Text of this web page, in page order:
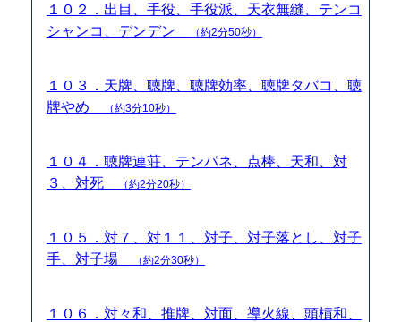
１０２．出目、手役、手役派、天衣無縫、テンコ
シャンコ、デンデン
（約2分50秒）
１０３．天牌、聴牌、聴牌効率、聴牌タバコ、聴
牌やめ
（約3分10秒）
１０４．聴牌連荘、テンパネ、点棒、天和、対
３、対死
（約2分20秒）
１０５．対７、対１１、対子、対子落とし、対子
手、対子場
（約2分30秒）
１０６．対々和、推牌、対面、導火線、頭槓和、